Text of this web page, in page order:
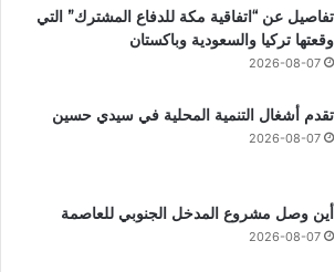
تفاصيل عن “اتفاقية مكة للدفاع المشترك” التي
وقعتها تركيا والسعودية وباكستان
2026-08-07
تقدم أشغال التنمية المحلية في سيدي حسين
2026-08-07
أين وصل مشروع المدخل الجنوبي للعاصمة
2026-08-07